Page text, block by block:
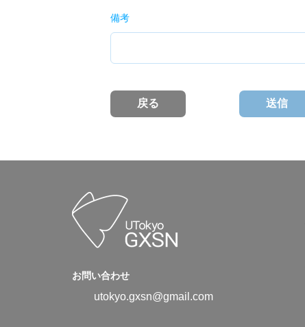
備考
戻る 送信
お問い合わせ
utokyo.gxsn@gmail.com